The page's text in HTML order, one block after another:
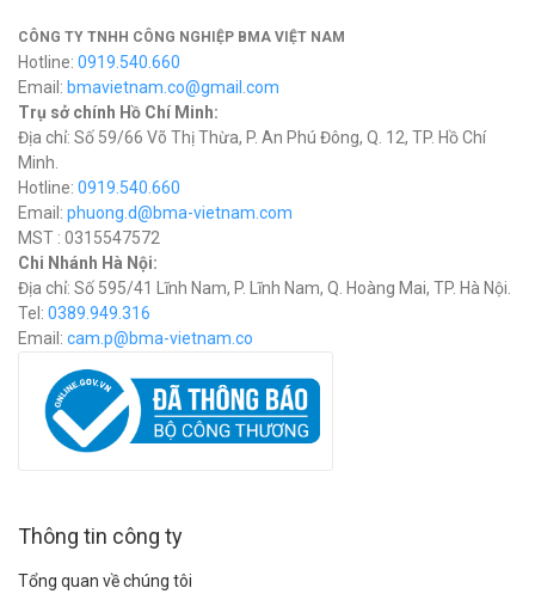
CÔNG TY TNHH CÔNG NGHIỆP BMA VIỆT NAM
Hotline: 0919.540.660
Email: bmavietnam.co@gmail.com
Trụ sở chính Hồ Chí Minh:
Địa chỉ: Số 59/66 Võ Thị Thừa, P. An Phú Đông, Q. 12, TP. Hồ Chí
Minh.
Hotline: 0919.540.660
Email: phuong.d@bma-vietnam.com
MST : 0315547572
Chi Nhánh Hà Nội:
Địa chỉ: Số 595/41 Lĩnh Nam, P. Lĩnh Nam, Q. Hoàng Mai, TP. Hà Nội.
Tel: 0389.949.316
Email: cam.p@bma-vietnam.co
Thông tin công ty
Tổng quan về chúng tôi